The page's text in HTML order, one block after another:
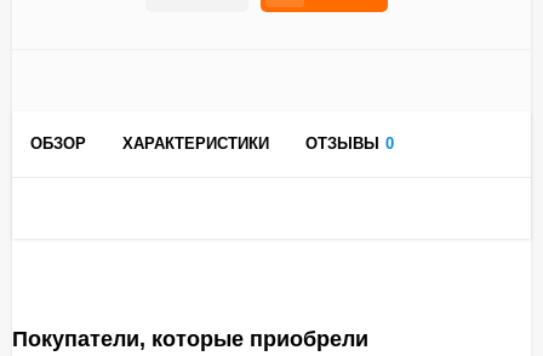
ОБЗОР ХАРАКТЕРИСТИКИ ОТЗЫВЫ 0
Покупатели, которые приобрели